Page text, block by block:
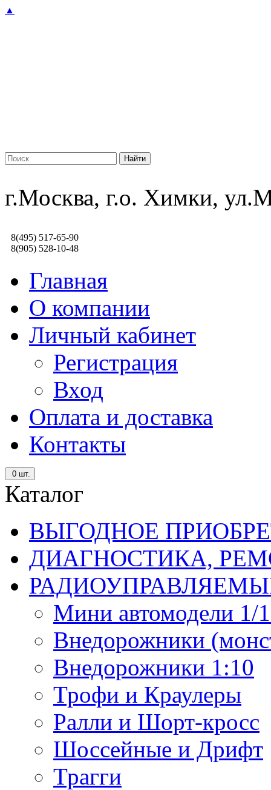
▲
г.Москва, г.о. Химки,
8(495) 517-65-90
8(905) 528-10-48
Главная
О компании
Личный кабинет
Регистрация
Вход
Оплата и доставка
Контакты
0 шт.
Каталог
ВЫГОДНОЕ
ДИАГНОСТИКА,
Мини автомодели 1/
Внедорожники
Внедорожники 1:10
Трофи и Краулеры
Ралли и Шорт-кросс
Шоссейные и Дрифт
Трагги